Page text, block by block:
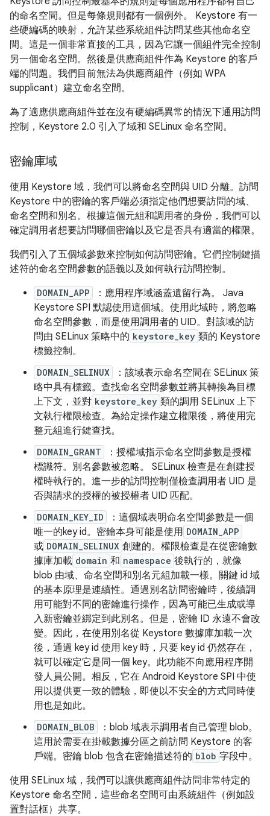
的命名空間。但是每條規則都有一個例外。 Keystore 有一
些硬編碼的映射，允許某些系統組件訪問某些其他命名空
間。這是一個非常直接的工具，因為它讓一個組件完全控制
另一個命名空間。然後是供應商組件作為 Keystore 的客戶
端的問題。我們目前無法為供應商組件（例如 WPA
supplicant）建立命名空間。
為了適應供應商組件並在沒有硬編碼異常的情況下通用訪問
控制，Keystore 2.0 引入了域和 SELinux 命名空間。
密鑰庫域
使用 Keystore 域，我們可以將命名空間與 UID 分離。訪問
Keystore 中的密鑰的客戶端必須指定他們想要訪問的域、
命名空間和別名。根據這個元組和調用者的身份，我們可以
確定調用者想要訪問哪個密鑰以及它是否具有適當的權限。
我們引入了五個域參數來控制如何訪問密鑰。它們控制鍵描
述符的命名空間參數的語義以及如何執行訪問控制。
DOMAIN_APP
：應用程序域涵蓋遺留行為。 Java
Keystore SPI 默認使用這個域。使用此域時，將忽略
命名空間參數，而是使用調用者的 UID。對該域的訪
問由 SELinux 策略中的 keystore_key 類的 Keystore
標籤控制。
DOMAIN_SELINUX
：該域表示命名空間在 SELinux 策
略中具有標籤。查找命名空間參數並將其轉換為目標
上下文，並對 keystore_key 類的調用 SELinux 上下
文執行權限檢查。為給定操作建立權限後，將使用完
整元組進行鍵查找。
DOMAIN_GRANT
：授權域指示命名空間參數是授權
標識符。別名參數被忽略。 SELinux 檢查是在創建授
權時執行的。進一步的訪問控制僅檢查調用者 UID 是
否與請求的授權的被授權者 UID 匹配。
DOMAIN_KEY_ID
：這個域表明命名空間參數是一個
唯一的key id。密鑰本身可能是使用 DOMAIN_APP
或 DOMAIN_SELINUX 創建的。權限檢查是在從密鑰數
據庫加載 domain 和 namespace 後執行的，就像
blob 由域、命名空間和別名元組加載一樣。關鍵 id 域
的基本原理是連續性。通過別名訪問密鑰時，後續調
用可能對不同的密鑰進行操作，因為可能已生成或導
入新密鑰並綁定到此別名。但是，密鑰 ID 永遠不會改
變。因此，在使用別名從 Keystore 數據庫加載一次
後，通過 key id 使用 key 時，只要 key id 仍然存在，
就可以確定它是同一個 key。此功能不向應用程序開
發人員公開。相反，它在 Android Keystore SPI 中使
用以提供更一致的體驗，即使以不安全的方式同時使
用也是如此。
DOMAIN_BLOB
：blob 域表示調用者自己管理 blob。
這用於需要在掛載數據分區之前訪問 Keystore 的客
戶端。密鑰 blob 包含在密鑰描述符的 blob 字段中。
使用 SELinux 域，我們可以讓供應商組件訪問非常特定的
Keystore 命名空間，這些命名空間可由系統組件（例如設
置對話框）共享。